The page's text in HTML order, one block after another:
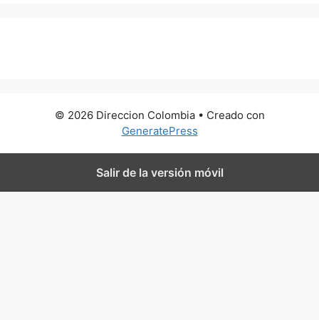
© 2026 Direccion Colombia• Creado con
GeneratePress
Salir de la versión móvil